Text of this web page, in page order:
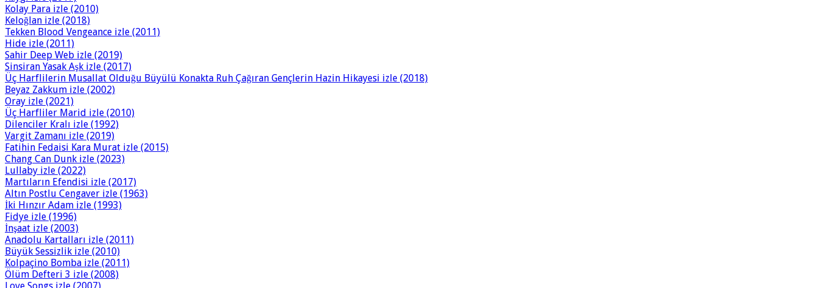
Kolay Para izle (2010)
Keloğlan izle (2018)
Tekken Blood Vengeance izle (2011)
Hide izle (2011)
Sahir Deep Web izle (2019)
Sinsiran Yasak Aşk izle (2017)
Üç Harflilerin Musallat Olduğu Büyülü Konakta Ruh Çağıran Gençlerin Hazin Hikayesi izle (2018)
Beyaz Zakkum izle (2002)
Oray izle (2021)
Üç Harfliler Marid izle (2010)
Dilenciler Kralı izle (1992)
Vargit Zamanı izle (2019)
Fatihin Fedaisi Kara Murat izle (2015)
Chang Can Dunk izle (2023)
Lullaby izle (2022)
Martıların Efendisi izle (2017)
Altın Postlu Cengaver izle (1963)
İki Hınzır Adam izle (1993)
Fidye izle (1996)
İnşaat izle (2003)
Anadolu Kartalları izle (2011)
Büyük Sessizlik izle (2010)
Kolpaçino Bomba izle (2011)
Ölüm Defteri 3 izle (2008)